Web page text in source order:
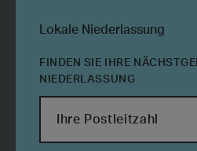
Lokale Niederlassung
FINDEN SIE IHRE
NIEDERLASSUNG